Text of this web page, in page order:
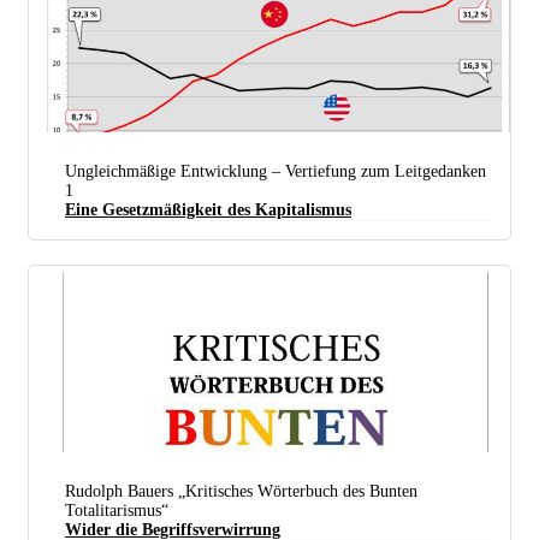
Ungleichmäßige Entwicklung – Vertiefung zum Leitgedanken
1
Eine Gesetzmäßigkeit des Kapitalismus
Rudolph Bauers „Kritisches Wörterbuch des Bunten
Totalitarismus“
Wider die Begriffsverwirrung